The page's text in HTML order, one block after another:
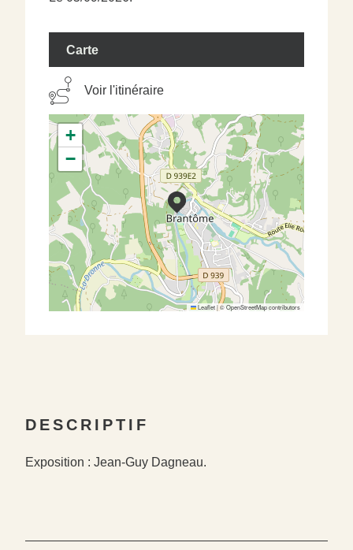
DESCRIPTIF
Exposition : Jean-Guy Dagneau.
Carte
Voir l'itinéraire
+
−
Leaflet|©OpenStreetMapcontributors